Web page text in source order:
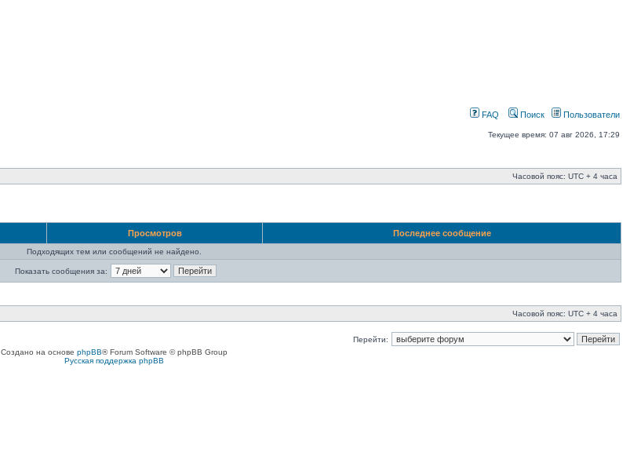
FAQ Поиск Пользователи
Текущее время: 07 авг 2026, 17:29
Часовой пояс: UTC + 4 часа
Просмотров Последнее сообщение
Подходящих тем или сообщений не найдено.
Показать сообщения за:
Часовой пояс: UTC + 4 часа
Перейти:
Создано на основе phpBB® Forum Software © phpBB Group
Русская поддержка phpBB